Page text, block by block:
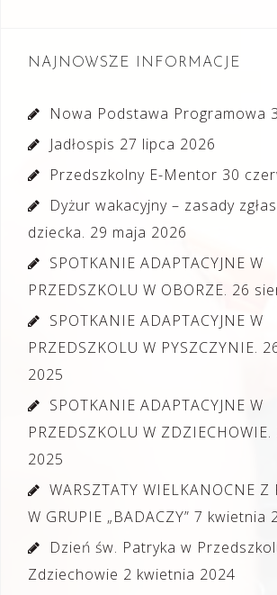
NAJNOWSZE INFORMACJE
Nowa Podstawa Programowa
Jadłospis 27 lipca 2026
Przedszkolny E-Mentor 30
Dyżur wakacyjny – zasady
dziecka. 29 maja 2026
SPOTKANIE ADAPTACYJNE W
PRZEDSZKOLU W OBORZE. 26
SPOTKANIE ADAPTACYJNE W
PRZEDSZKOLU W PYSZCZYNIE.
2025
SPOTKANIE ADAPTACYJNE W
PRZEDSZKOLU W ZDZIECHOWIE.
2025
WARSZTATY WIELKANOCNE Z
W GRUPIE „BADACZY” 7 kwietnia
Dzień św. Patryka w
Zdziechowie 2 kwietnia 2024